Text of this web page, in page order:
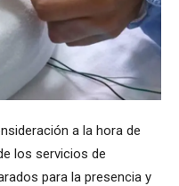
a la hora de
los servicios de
para la presencia y